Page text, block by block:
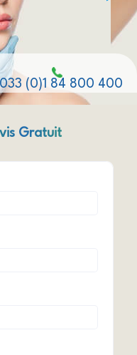
(0)1 84 800 400
Gratuit